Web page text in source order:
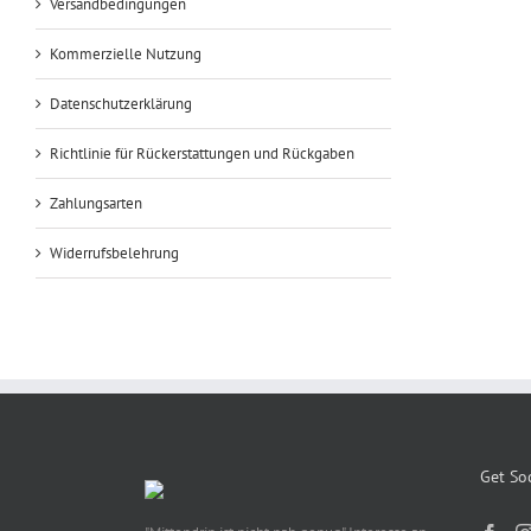
Versandbedingungen
Kommerzielle Nutzung
Datenschutzerklärung
Richtlinie für Rückerstattungen und Rückgaben
Zahlungsarten
Widerrufsbelehrung
Get